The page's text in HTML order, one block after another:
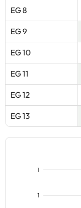
EG 8
EG 9
EG 10
EG 11
EG 12
EG 13
1
1